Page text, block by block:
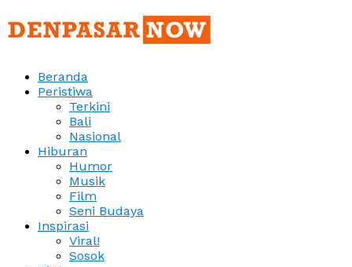
Beranda
Peristiwa
Terkini
Bali
Nasional
Hiburan
Humor
Musik
Film
Seni Budaya
Inspirasi
Viral!
Sosok